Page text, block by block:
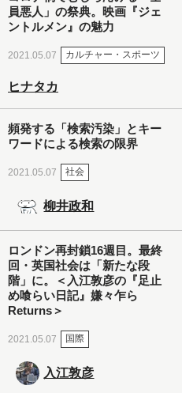
員悪人」の祭典。映画『ジェ
ントルメン』の魅力
2021.05.07 カルチャー・スポーツ
ヒナタカ
頻発する「検索汚染」とキー
ワードによる検索の限界
2021.05.07 社会
柳井政和
ロンドン再封鎖16週目。最終
回・英国社会は「新たな段
階」に。＜入江敦彦の『足止
め喰らい日記』嫌々乍ら
Returns＞
2021.05.07 国際
入江敦彦